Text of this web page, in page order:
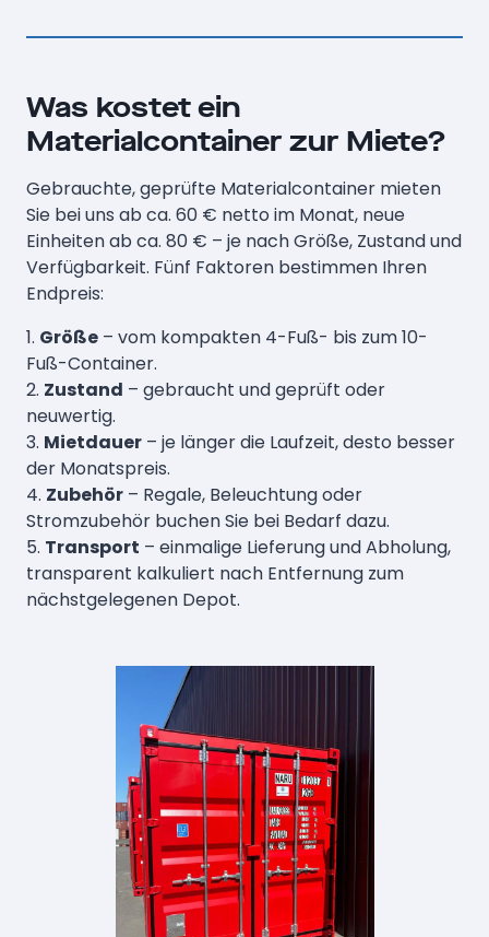
Was kostet ein
Materialcontainer zur Miete?
Gebrauchte, geprüfte Materialcontainer mieten
Sie bei uns ab ca. 60 € netto im Monat, neue
Einheiten ab ca. 80 € – je nach Größe, Zustand und
Verfügbarkeit. Fünf Faktoren bestimmen Ihren
Endpreis:
1. Größe – vom kompakten 4-Fuß- bis zum 10-
Fuß-Container.
2. Zustand – gebraucht und geprüft oder
neuwertig.
3. Mietdauer – je länger die Laufzeit, desto besser
der Monatspreis.
4. Zubehör – Regale, Beleuchtung oder
Stromzubehör buchen Sie bei Bedarf dazu.
5. Transport – einmalige Lieferung und Abholung,
transparent kalkuliert nach Entfernung zum
nächstgelegenen Depot.